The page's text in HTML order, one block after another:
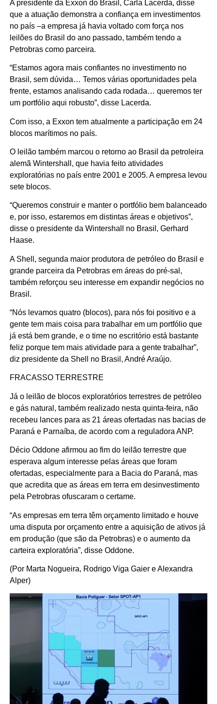
A presidente da Exxon do Brasil, Carla Lacerda, disse
que a atuação demonstra a confiança em investimentos
no país –a empresa já havia voltado com força nos
leilões do Brasil do ano passado, também tendo a
Petrobras como parceira.
“Estamos agora mais confiantes no investimento no
Brasil, sem dúvida… Temos várias oportunidades pela
frente, estamos analisando cada rodada… queremos ter
um portfólio aqui robusto”, disse Lacerda.
Com isso, a Exxon tem atualmente a participação em 24
blocos marítimos no país.
O leilão também marcou o retorno ao Brasil da petroleira
alemã Wintershall, que havia feito atividades
exploratórias no país entre 2001 e 2005. A empresa levou
sete blocos.
“Queremos construir e manter o portfólio bem balanceado
e, por isso, estaremos em distintas áreas e objetivos”,
disse o presidente da Wintershall no Brasil, Gerhard
Haase.
A Shell, segunda maior produtora de petróleo do Brasil e
grande parceira da Petrobras em áreas do pré-sal,
também reforçou seu interesse em expandir negócios no
Brasil.
“Nós levamos quatro (blocos), para nós foi positivo e a
gente tem mais coisa para trabalhar em um portfólio que
já está bem grande, e o time no escritório está bastante
feliz porque tem mais atividade para a gente trabalhar”,
diz presidente da Shell no Brasil, André Araújo.
FRACASSO TERRESTRE
Já o leilão de blocos exploratórios terrestres de petróleo
e gás natural, também realizado nesta quinta-feira, não
recebeu lances para as 21 áreas ofertadas nas bacias de
Paraná e Parnaíba, de acordo com a reguladora ANP.
Décio Oddone afirmou ao fim do leilão terrestre que
esperava algum interesse pelas áreas que foram
ofertadas, especialmente para a Bacia do Paraná, mas
que acredita que as áreas em terra em desinvestimento
pela Petrobras ofuscaram o certame.
“As empresas em terra têm orçamento limitado e houve
uma disputa por orçamento entre a aquisição de ativos já
em produção (que são da Petrobras) e o aumento da
carteira exploratória”, disse Oddone.
(Por Marta Nogueira, Rodrigo Viga Gaier e Alexandra
Alper)